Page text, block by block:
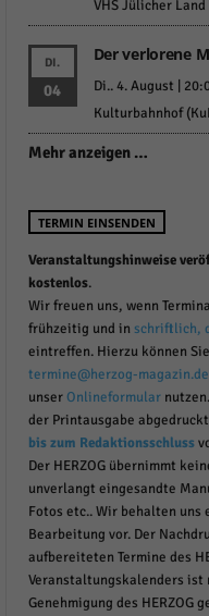
VHS Jülicher Land
DI.
04
Der verlorene
Di.. 4. August |
Kulturbahnhof
Mehr anzeigen …
TERMIN EINSENDEN
Veranstaltungshinweise
kostenlos.
Wir freuen uns, wenn
frühzeitig und in schriftlich,
eintreffen. Hierzu können
termine@herzog-magazin.de
unserOnlineformular
der Printausgabe
bis zum Redaktionsschluss
Der HERZOG übernimmt
unverlangt eingesandte
Fotos etc.. Wir behalten
Bearbeitung vor. Der
aufbereiteten Termine des
Veranstaltungskalenders
Genehmigung des HERZOG
Impressum